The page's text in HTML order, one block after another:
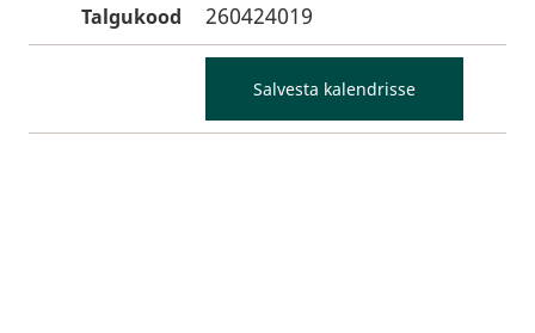
Talgukood 260424019
Salvesta kalendrisse